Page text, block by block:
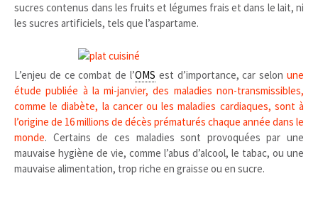
sucres contenus dans les fruits et légumes frais et dans le lait, ni
les sucres artificiels, tels que l’aspartame.
L’enjeu de ce combat de l’OMS est d’importance, car selon une
étude publiée à la mi-janvier, des maladies non-transmissibles,
comme le diabète, la cancer ou les maladies cardiaques, sont à
l’origine de 16 millions de décès prématurés chaque année dans le
monde. Certains de ces maladies sont provoquées par une
mauvaise hygiène de vie, comme l’abus d’alcool, le tabac, ou une
mauvaise alimentation, trop riche en graisse ou en sucre.